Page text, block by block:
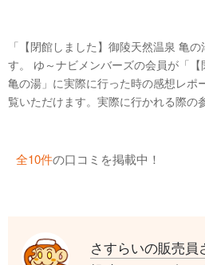
「【閉館しました】御陵天然温泉 亀
す。 ゆ～ナビメンバーズの会員が「
亀の湯」に実際に行った時の感想レポ
覧いただけます。実際に行かれる際の
全10件の口コミを掲載中！
さすらいの販売員